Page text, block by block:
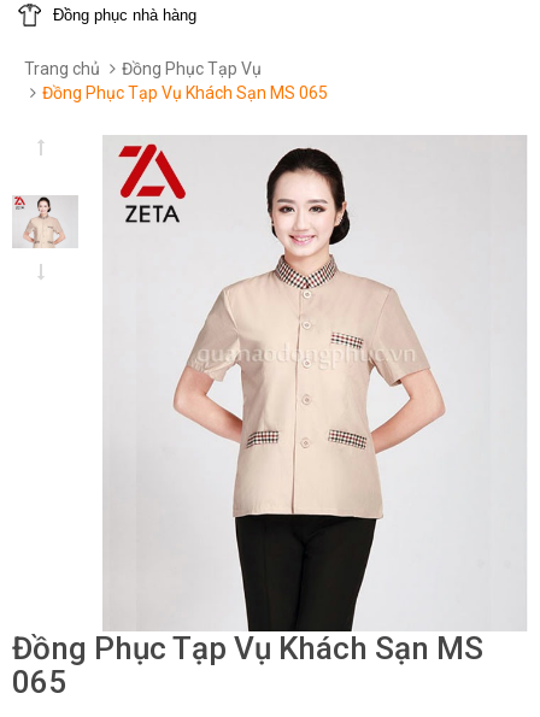
Đồng phục nhà hàng
Trang chủ
Đồng Phục Tạp Vụ
Đồng Phục Tạp Vụ Khách Sạn MS 065
Đồng Phục Tạp Vụ Khách Sạn MS
065